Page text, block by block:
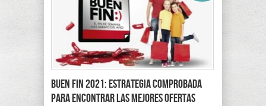
Buen Fin 2021: Estrategia comprobada
para encontrar las mejores ofertas